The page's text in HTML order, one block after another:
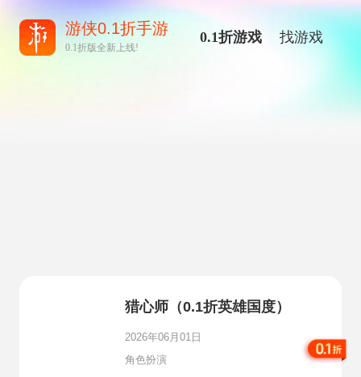
游侠0.1折手游
0.1折版全新上线!
0.1折游戏 找游戏
猎心师（0.1折英雄国度）
2026年06月01日
角色扮演